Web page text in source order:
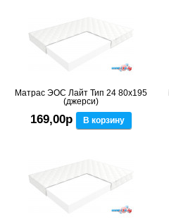
Матрас ЭОС Лайт Тип 24 80x195
(джерси)
169,00р В корзину